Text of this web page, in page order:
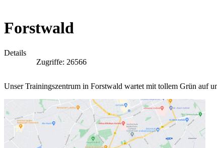
Forstwald
Details
Zugriffe: 26566
Unser Trainingszentrum in Forstwald wartet mit tollem Grün auf